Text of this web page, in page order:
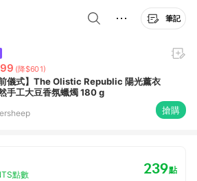
筆記
(降$601)
前儀式】The Olistic Republic 陽光薰衣
手工大豆香氛蠟燭 180 g
搶購
點數 239點